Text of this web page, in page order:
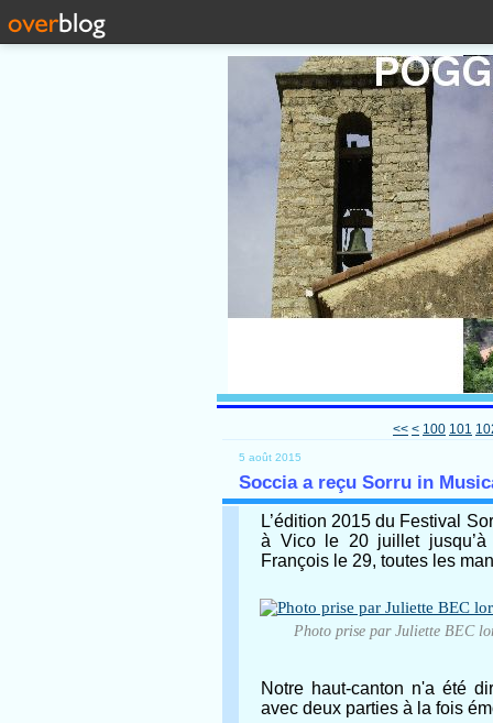
<< < 100 101
5 août 2015
Soccia a reçu Sorru in
L’édition 2015 du Festival
à Vico le 20 juillet jusqu’à
François le 29, toutes les
Photo prise par Juliette BEC
Notre haut-canton n'a été
avec deux parties à la fois